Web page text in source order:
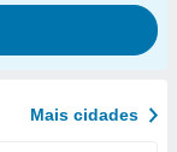
Mais cidades